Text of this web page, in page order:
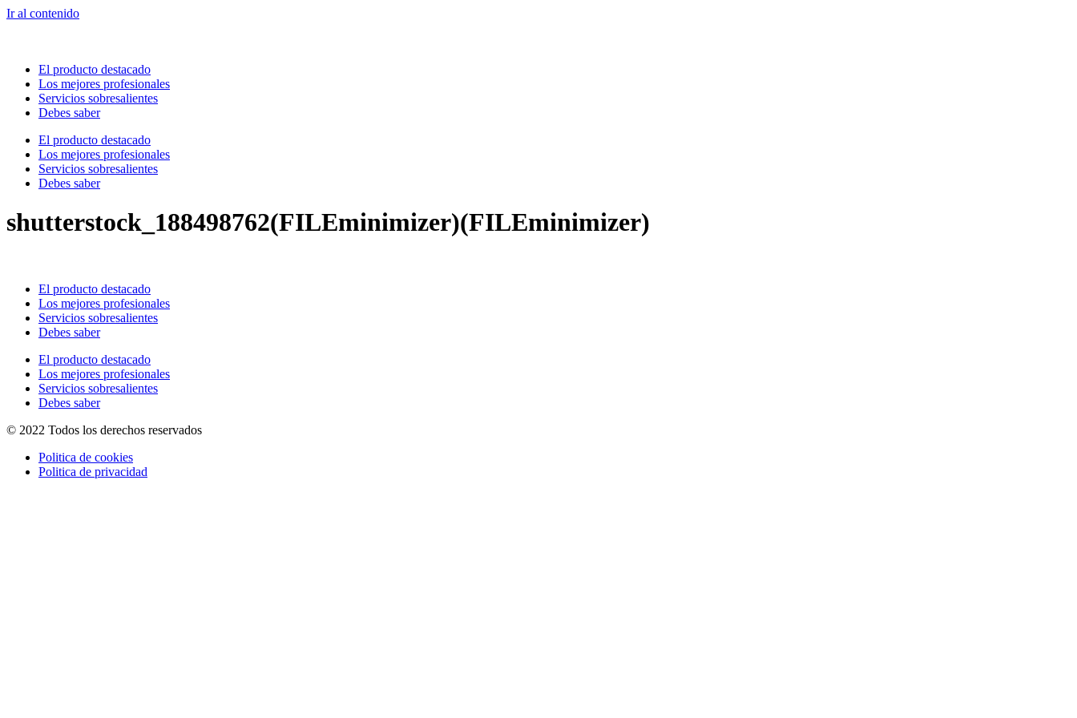
Ir al contenido
El producto destacado
Los mejores profesionales
Servicios sobresalientes
Debes saber
El producto destacado
Los mejores profesionales
Servicios sobresalientes
Debes saber
shutterstock_188498762(FILEminimizer)(FILEminimizer)
El producto destacado
Los mejores profesionales
Servicios sobresalientes
Debes saber
El producto destacado
Los mejores profesionales
Servicios sobresalientes
Debes saber
© 2022 Todos los derechos reservados
Politica de cookies
Politica de privacidad